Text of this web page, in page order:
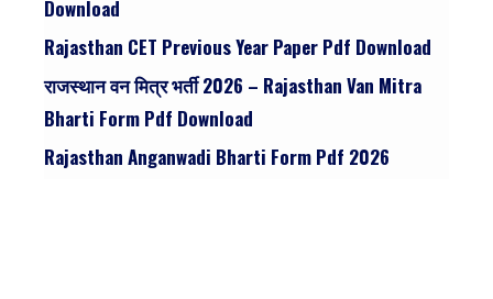
Download
Rajasthan CET Previous Year Paper Pdf Download
राजस्थान वन मित्र भर्ती 2026 – Rajasthan Van Mitra
Bharti Form Pdf Download
Rajasthan Anganwadi Bharti Form Pdf 2026